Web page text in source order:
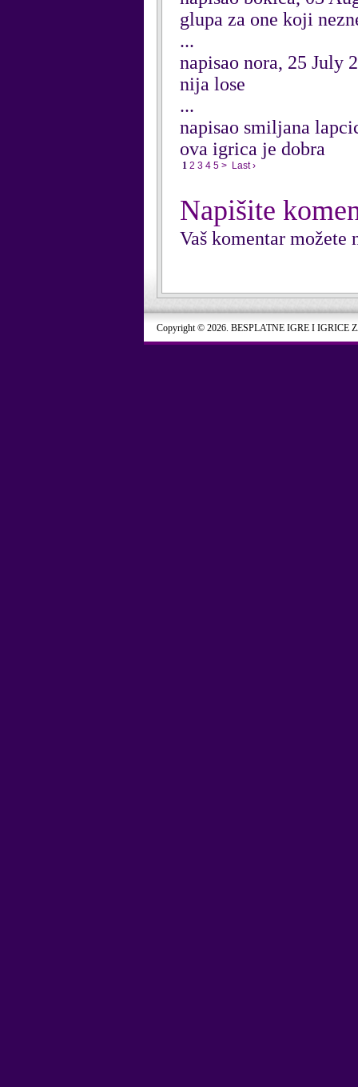
glupa za one koji
...
napisao nora, 25 July
nija lose
...
napisao smiljana
ova igrica je dobra
1 2 3 4 5 > Last ›
Napišite
Vaš komentar možete
Copyright © 2026. BESPLATNE IGRE I IGRICE